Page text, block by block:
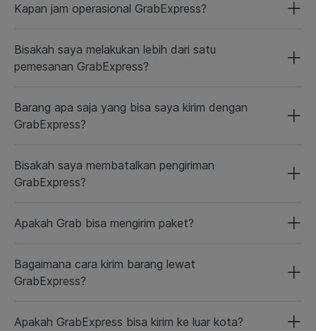
Kapan jam operasional GrabExpress?
Bisakah saya melakukan lebih dari satu
pemesanan GrabExpress?
Barang apa saja yang bisa saya kirim dengan
GrabExpress?
Bisakah saya membatalkan pengiriman
GrabExpress?
Apakah Grab bisa mengirim paket?
Bagaimana cara kirim barang lewat
GrabExpress?
Apakah GrabExpress bisa kirim ke luar kota?